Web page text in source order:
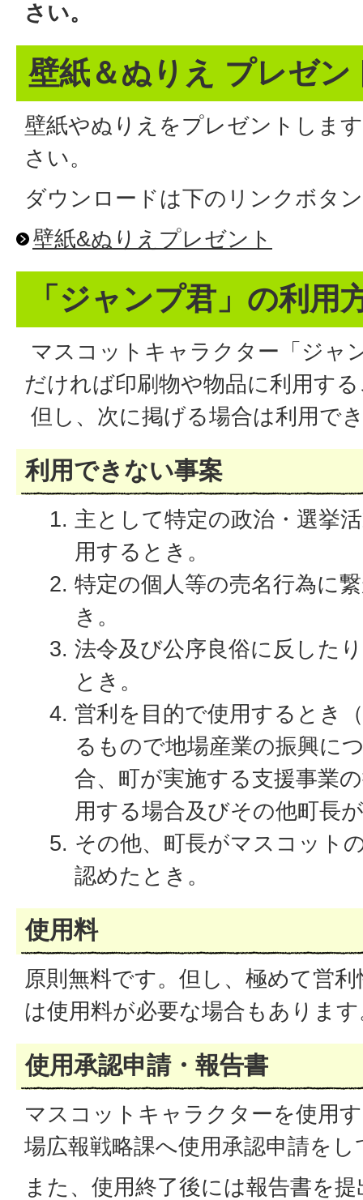
さい。
壁紙＆ぬりえ プレゼン
壁紙やぬりえをプレゼントしま
さい。
ダウンロードは下のリンクボタ
壁紙&ぬりえプレゼント
「ジャンプ君」の利用
マスコットキャラクター「ジャ
だければ印刷物や物品に利用す
但し、次に掲げる場合は利用で
利用できない事案
主として特定の政治・選挙
用するとき。
特定の個人等の売名行為に
き。
法令及び公序良俗に反した
とき。
営利を目的で使用するとき
るもので地場産業の振興に
合、町が実施する支援事業
用する場合及びその他町長
その他、町長がマスコット
認めたとき。
使用料
原則無料です。但し、極めて営
は使用料が必要な場合もありま
使用承認申請・報告書
マスコットキャラクターを使用
場広報戦略課へ使用承認申請を
また、使用終了後には報告書を